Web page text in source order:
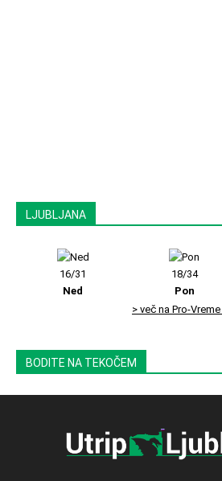
LJUBLJANA
16/31
Ned
18/34
Pon
> več na Pro-Vreme
BODITE NA TEKOČEM